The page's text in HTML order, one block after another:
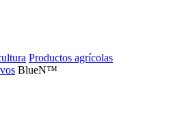
Productos agrícolas
BlueN™